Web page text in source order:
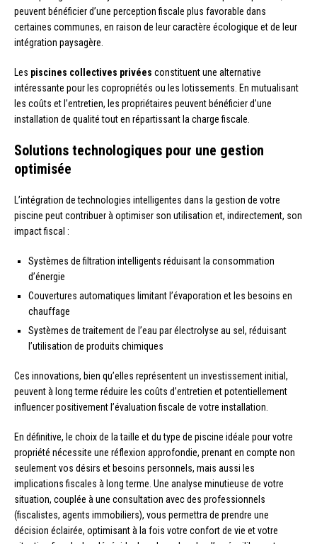
peuvent bénéficier d’une perception fiscale plus favorable dans
certaines communes, en raison de leur caractère écologique et de leur
intégration paysagère.
Les piscines collectives privées constituent une alternative
intéressante pour les copropriétés ou les lotissements. En mutualisant
les coûts et l’entretien, les propriétaires peuvent bénéficier d’une
installation de qualité tout en répartissant la charge fiscale.
Solutions technologiques pour une gestion
optimisée
L’intégration de technologies intelligentes dans la gestion de votre
piscine peut contribuer à optimiser son utilisation et, indirectement, son
impact fiscal :
Systèmes de filtration intelligents réduisant la consommation
d’énergie
Couvertures automatiques limitant l’évaporation et les besoins en
chauffage
Systèmes de traitement de l’eau par électrolyse au sel, réduisant
l’utilisation de produits chimiques
Ces innovations, bien qu’elles représentent un investissement initial,
peuvent à long terme réduire les coûts d’entretien et potentiellement
influencer positivement l’évaluation fiscale de votre installation.
En définitive, le choix de la taille et du type de piscine idéale pour votre
propriété nécessite une réflexion approfondie, prenant en compte non
seulement vos désirs et besoins personnels, mais aussi les
implications fiscales à long terme. Une analyse minutieuse de votre
situation, couplée à une consultation avec des professionnels
(fiscalistes, agents immobiliers), vous permettra de prendre une
décision éclairée, optimisant à la fois votre confort de vie et votre